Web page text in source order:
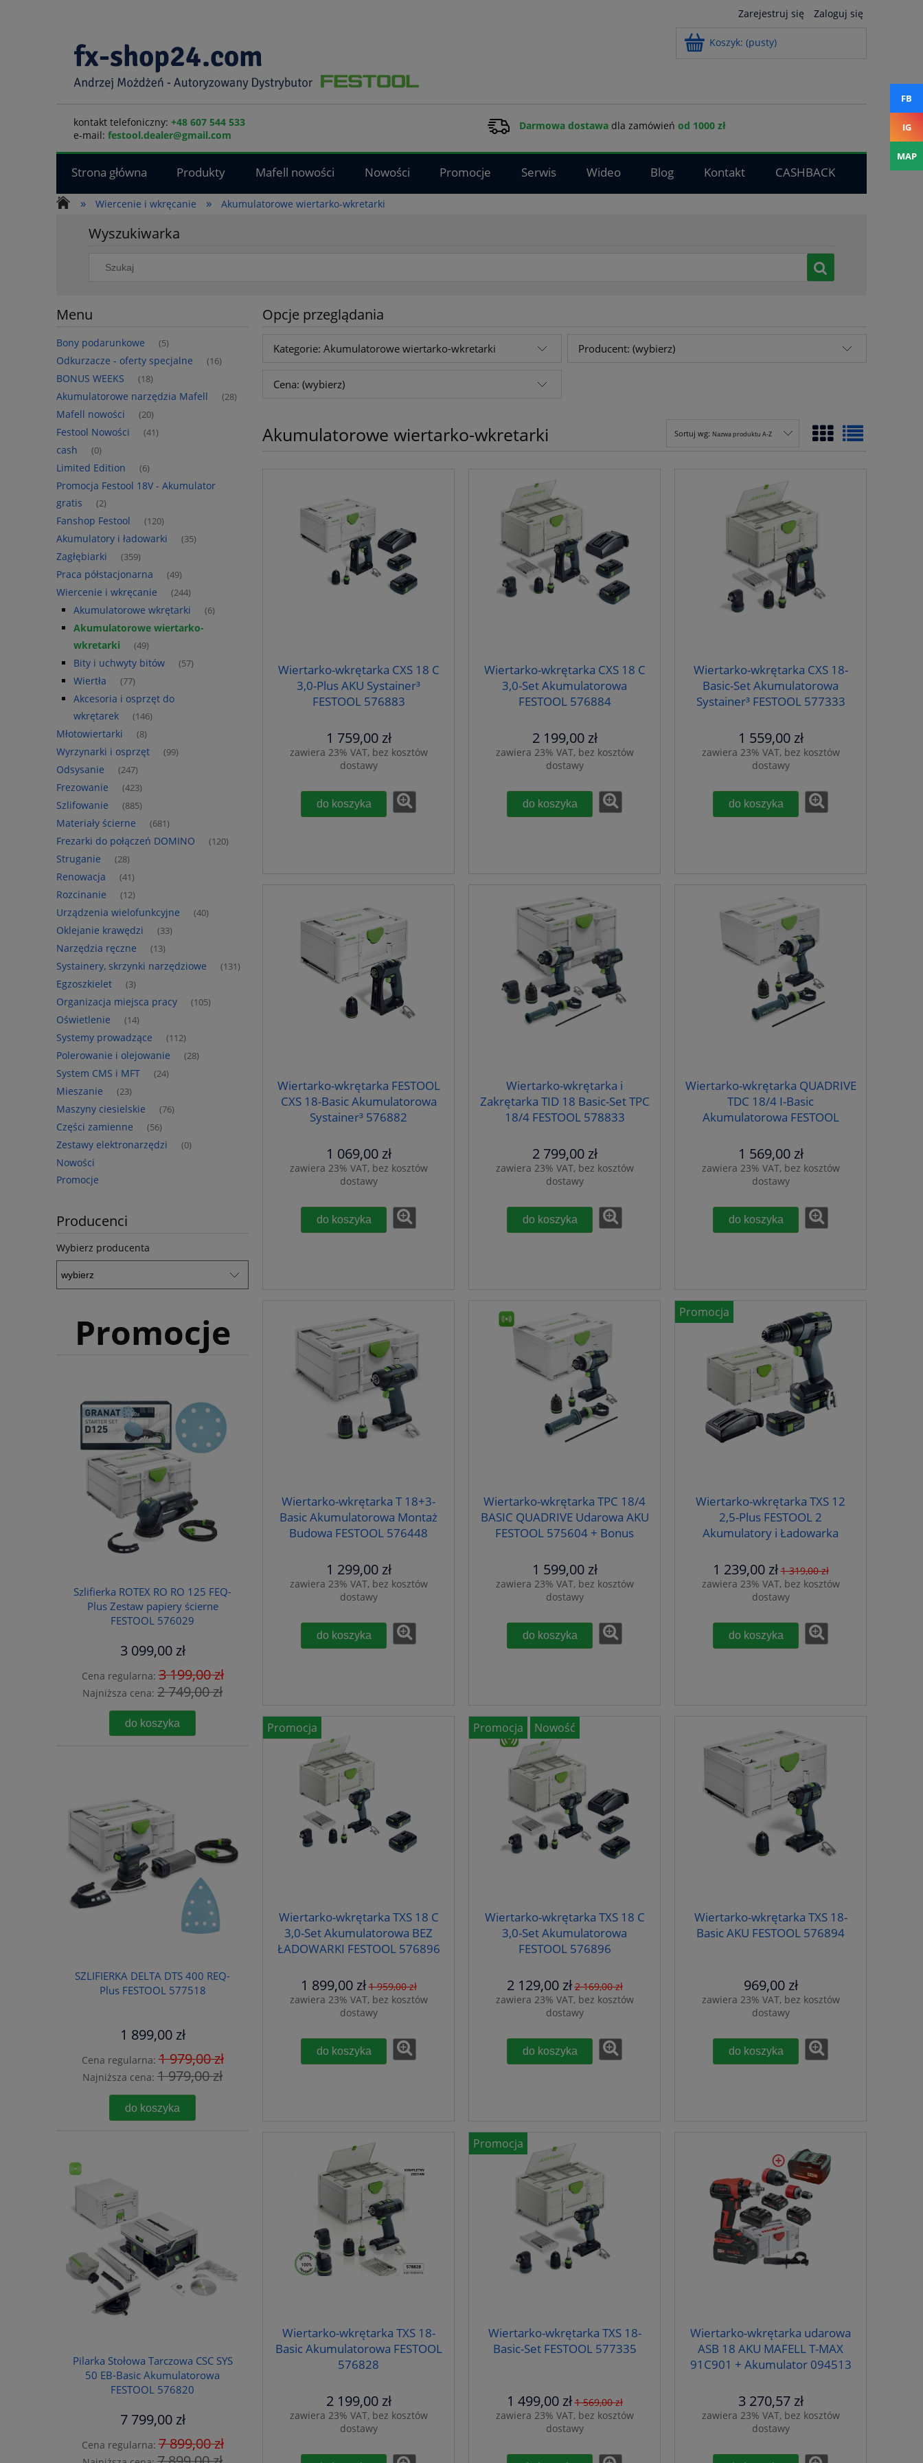
Zarejestruj się Zaloguj się
Koszyk: (pusty)
kontakt telefoniczny: +48 607 544 533
e-mail: festool.dealer@gmail.com
Darmowa dostawadla zamówień od 1000 zł
Strona główna Produkty Mafell nowości Nowości Promocje Serwis Wideo Blog Kontakt
CASHBACK
»
Wiercenie i wkręcanie » Akumulatorowe wiertarko-wkretarki
Wyszukiwarka
Menu
Bony podarunkowe (5)
Odkurzacze - oferty specjalne (16)
BONUS WEEKS (18)
Akumulatorowe narzędzia Mafell (28)
Mafell nowości (20)
Festool Nowości (41)
cash (0)
Limited Edition (6)
Promocja Festool 18V - Akumulator
gratis
(2)
Fanshop Festool (120)
Akumulatory i ładowarki (35)
Zagłębiarki (359)
Praca półstacjonarna (49)
Wiercenie i wkręcanie (244)
Akumulatorowe wkrętarki (6)
Akumulatorowe wiertarko-
wkretarki
(49)
Bity i uchwyty bitów (57)
Wiertła (77)
Akcesoria i osprzęt do
wkrętarek
(146)
Młotowiertarki (8)
Wyrzynarki i osprzęt (99)
Odsysanie (247)
Frezowanie (423)
Szlifowanie (885)
Materiały ścierne (681)
Frezarki do połączeń DOMINO (120)
Struganie (28)
Renowacja (41)
Rozcinanie (12)
Urządzenia wielofunkcyjne (40)
Oklejanie krawędzi (33)
Narzędzia ręczne (13)
Systainery, skrzynki narzędziowe (131)
Egzoszkielet (3)
Organizacja miejsca pracy (105)
Oświetlenie (14)
Systemy prowadzące (112)
Polerowanie i olejowanie (28)
System CMS i MFT (24)
Mieszanie (23)
Maszyny ciesielskie (76)
Części zamienne (56)
Zestawy elektronarzędzi (0)
Nowości
Promocje
Producenci
Wybierz producenta
Promocje
Szlifierka ROTEX RO RO 125 FEQ-
Plus Zestaw papiery ścierne
FESTOOL 576029
3 099,00 zł
Cena regularna:3 199,00 zł
Najniższa cena: 2 749,00 zł
do koszyka
SZLIFIERKA DELTA DTS 400 REQ-
Plus FESTOOL 577518
1 899,00 zł
Cena regularna:1 979,00 zł
Najniższa cena: 1 979,00 zł
do koszyka
Pilarka Stołowa Tarczowa CSC SYS
50 EB-Basic Akumulatorowa
FESTOOL 576820
7 799,00 zł
Cena regularna:7 899,00 zł
Opcje przeglądania
Kategorie: Akumulatorowe wiertarko-wkretarki Producent: (wybierz)
Cena: (wybierz)
Akumulatorowe wiertarko-wkretarki Sortuj wg: Nazwa produktu A-Z
Wiertarko-wkrętarka CXS 18 C
3,0-Plus AKU Systainer³
FESTOOL 576883
1 759,00 zł
zawiera 23% VAT, bez kosztów
dostawy
do koszyka
Wiertarko-wkrętarka CXS 18 C
3,0-Set Akumulatorowa
FESTOOL 576884
2 199,00 zł
zawiera 23% VAT, bez kosztów
dostawy
do koszyka
Wiertarko-wkrętarka CXS 18-
Basic-Set Akumulatorowa
Systainer³ FESTOOL 577333
1 559,00 zł
zawiera 23% VAT, bez kosztów
dostawy
do koszyka
Wiertarko-wkrętarka FESTOOL
CXS 18-Basic Akumulatorowa
Systainer³ 576882
1 069,00 zł
zawiera 23% VAT, bez kosztów
dostawy
do koszyka
Wiertarko-wkrętarka i
Zakrętarka TID 18 Basic-Set TPC
18/4 FESTOOL 578833
2 799,00 zł
zawiera 23% VAT, bez kosztów
dostawy
do koszyka
Wiertarko-wkrętarka QUADRIVE
TDC 18/4 I-Basic
Akumulatorowa FESTOOL
1 569,00 zł
zawiera 23% VAT, bez kosztów
dostawy
do koszyka
Wiertarko-wkrętarka T 18+3-
Basic Akumulatorowa Montaż
Budowa FESTOOL 576448
1 299,00 zł
zawiera 23% VAT, bez kosztów
dostawy
do koszyka
Wiertarko-wkrętarka TPC 18/4
BASIC QUADRIVE Udarowa AKU
FESTOOL 575604 + Bonus
1 599,00 zł
zawiera 23% VAT, bez kosztów
dostawy
do koszyka
Wiertarko-wkrętarka TXS 12
2,5-Plus FESTOOL 2
Akumulatory i Ładowarka
1 239,00 zł 1 319,00 zł
zawiera 23% VAT, bez kosztów
dostawy
do koszyka
Promocja
Wiertarko-wkrętarka TXS 18 C
3,0-Set Akumulatorowa BEZ
ŁADOWARKI FESTOOL 576896
1 899,00 zł 1 959,00 zł
zawiera 23% VAT, bez kosztów
dostawy
do koszyka
Promocja
Wiertarko-wkrętarka TXS 18 C
3,0-Set Akumulatorowa
FESTOOL 576896
2 129,00 zł 2 169,00 zł
zawiera 23% VAT, bez kosztów
dostawy
do koszyka
Promocja Nowość
Wiertarko-wkrętarka TXS 18-
Basic AKU FESTOOL 576894
969,00 zł
zawiera 23% VAT, bez kosztów
dostawy
do koszyka
Wiertarko-wkrętarka TXS 18-
Basic Akumulatorowa FESTOOL
576828
2 199,00 zł
zawiera 23% VAT, bez kosztów
dostawy
Wiertarko-wkrętarka TXS 18-
Basic-Set FESTOOL 577335
1 499,00 zł 1 569,00 zł
zawiera 23% VAT, bez kosztów
dostawy
Promocja
Wiertarko-wkrętarka udarowa
ASB 18 AKU MAFELL T-MAX
91C901 + Akumulator 094513
3 270,57 zł
zawiera 23% VAT, bez kosztów
dostawy
FB
IG
MAP